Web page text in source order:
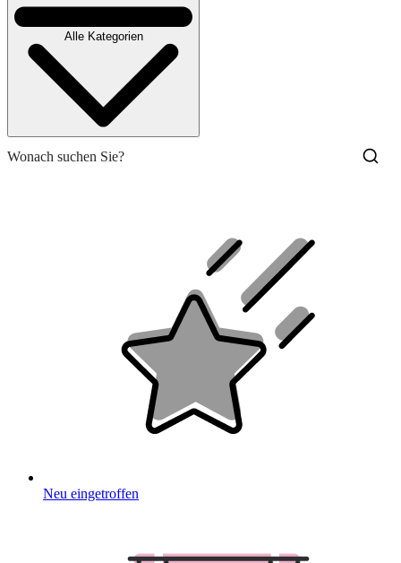
Alle Kategorien
Neu eingetroffen